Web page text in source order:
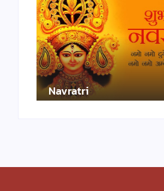
Navratri